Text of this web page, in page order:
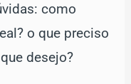
como
o que preciso
desejo?